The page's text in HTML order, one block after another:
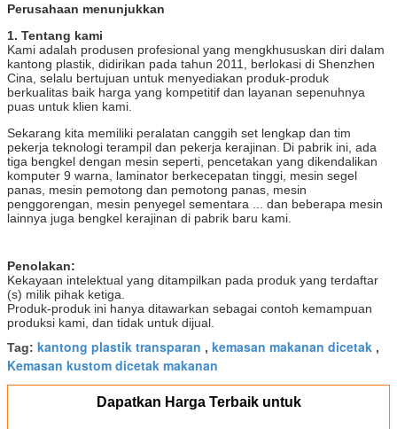
Perusahaan menunjukkan
1. Tentang kami
Kami adalah produsen profesional yang mengkhususkan diri dalam
kantong plastik, didirikan pada tahun 2011, berlokasi di Shenzhen
Cina, selalu bertujuan untuk menyediakan produk-produk
berkualitas baik harga yang kompetitif dan layanan sepenuhnya
puas untuk klien kami.
Sekarang kita memiliki peralatan canggih set lengkap dan tim
pekerja teknologi terampil dan pekerja kerajinan. Di pabrik ini, ada
tiga bengkel dengan mesin seperti, pencetakan yang dikendalikan
komputer 9 warna, laminator berkecepatan tinggi, mesin segel
panas, mesin pemotong dan pemotong panas, mesin
penggorengan, mesin penyegel sementara ... dan beberapa mesin
lainnya juga bengkel kerajinan di pabrik baru kami.
Penolakan:
Kekayaan intelektual yang ditampilkan pada produk yang terdaftar
(s) milik pihak ketiga.
Produk-produk ini hanya ditawarkan sebagai contoh kemampuan
produksi kami, dan tidak untuk dijual.
Tag: kantong plastik transparan , kemasan makanan dicetak ,
Kemasan kustom dicetak makanan
Dapatkan Harga Terbaik untuk